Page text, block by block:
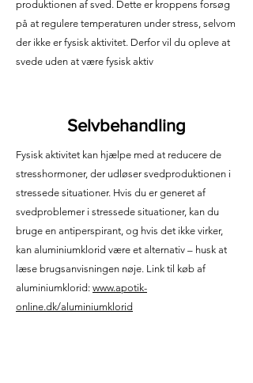
produktionen af sved. Dette er kroppens forsøg
på at regulere temperaturen under stress, selvom
der ikke er fysisk aktivitet. Derfor vil du opleve at
svede uden at være fysisk aktiv
Selvbehandling
Fysisk aktivitet kan hjælpe med at reducere de
stresshormoner, der udløser svedproduktionen i
stressede situationer. Hvis du er generet af
svedproblemer i stressede situationer, kan du
bruge en antiperspirant, og hvis det ikke virker,
kan aluminiumklorid være et alternativ – husk at
læse brugsanvisningen nøje. Link til køb af
aluminiumklorid: www.apotik-
online.dk/aluminiumklorid